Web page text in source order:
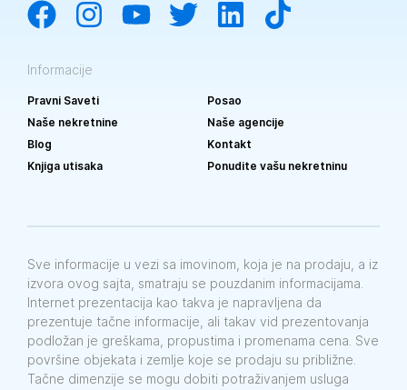
Informacije
Pravni Saveti
Posao
Naše nekretnine
Naše agencije
Blog
Kontakt
Knjiga utisaka
Ponudite vašu nekretninu
Sve informacije u vezi sa imovinom, koja je na prodaju, a iz
izvora ovog sajta, smatraju se pouzdanim informacijama.
Internet prezentacija kao takva je napravljena da
prezentuje tačne informacije, ali takav vid prezentovanja
podložan je greškama, propustima i promenama cena. Sve
površine objekata i zemlje koje se prodaju su približne.
Tačne dimenzije se mogu dobiti potraživanjem usluga